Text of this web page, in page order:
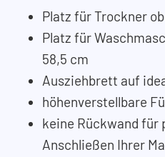
Platz für Trockner
Platz für
58,5 cm
Ausziehbrett auf
höhenverstellbare
keine Rückwand für
Anschließen Ihrer